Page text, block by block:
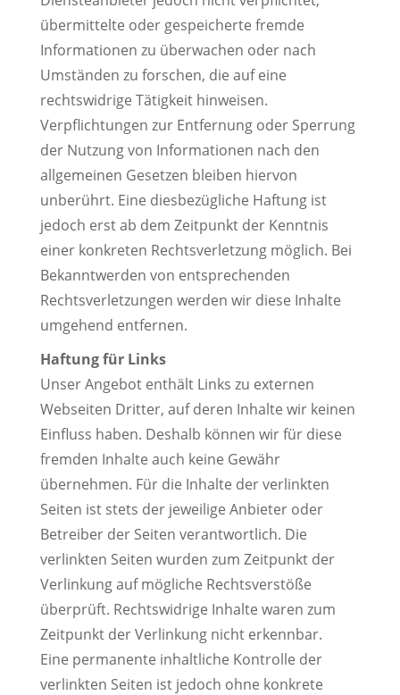
übermittelte oder gespeicherte fremde
Informationen zu überwachen oder nach
Umständen zu forschen, die auf eine
rechtswidrige Tätigkeit hinweisen.
Verpflichtungen zur Entfernung oder Sperrung
der Nutzung von Informationen nach den
allgemeinen Gesetzen bleiben hiervon
unberührt. Eine diesbezügliche Haftung ist
jedoch erst ab dem Zeitpunkt der Kenntnis
einer konkreten Rechtsverletzung möglich. Bei
Bekanntwerden von entsprechenden
Rechtsverletzungen werden wir diese Inhalte
umgehend entfernen.
Haftung für Links
Unser Angebot enthält Links zu externen
Webseiten Dritter, auf deren Inhalte wir keinen
Einfluss haben. Deshalb können wir für diese
fremden Inhalte auch keine Gewähr
übernehmen. Für die Inhalte der verlinkten
Seiten ist stets der jeweilige Anbieter oder
Betreiber der Seiten verantwortlich. Die
verlinkten Seiten wurden zum Zeitpunkt der
Verlinkung auf mögliche Rechtsverstöße
überprüft. Rechtswidrige Inhalte waren zum
Zeitpunkt der Verlinkung nicht erkennbar.
Eine permanente inhaltliche Kontrolle der
verlinkten Seiten ist jedoch ohne konkrete